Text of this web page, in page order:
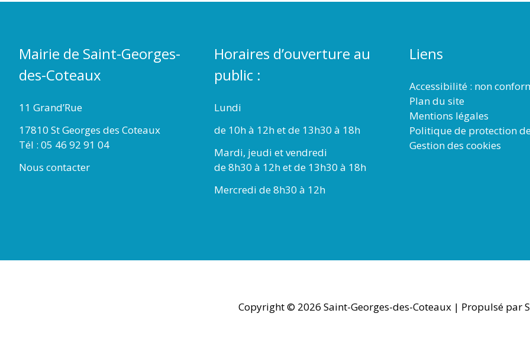
Mairie de Saint-Georges-
des-Coteaux
11 Grand’Rue
17810 St Georges des Coteaux
Tél : 05 46 92 91 04
Nous contacter
Horaires d’ouverture au
public :
Lundi
de 10h à 12h et de 13h30 à 18h
Mardi, jeudi et vendredi
de 8h30 à 12h et de 13h30 à 18h
Mercredi de 8h30 à 12h
Liens
Accessibilité : non
Plan du site
Mentions légales
Politique de protection
Gestion des cookies
Copyright © 2026 Saint-Georges-des-Coteaux| Propulsé par